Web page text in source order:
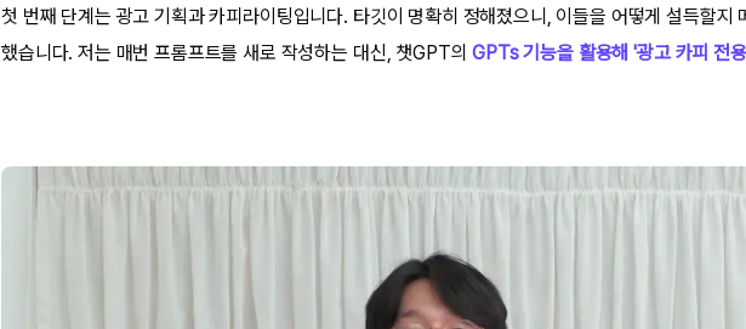
첫 번째 단계는 광고 기획과 카피라이팅입니다. 타깃이 명확히 정해졌으니, 이들을 어떻게 설득할지
했습니다. 저는 매번 프롬프트를 새로 작성하는 대신, 챗GPT의GPTs 기능을 활용해 '광고 카피 전